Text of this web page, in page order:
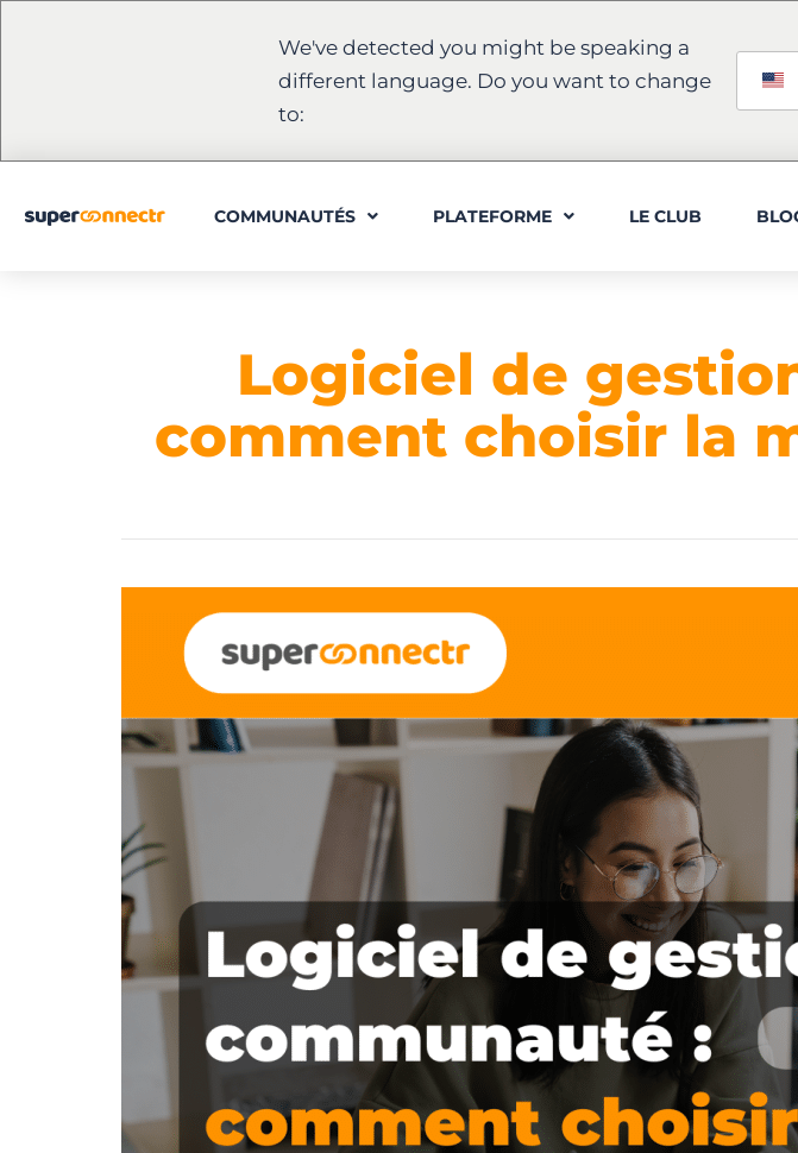
We've detected you might be speaking a
different language. Do you want to change
to:
COMMUNAUTÉS PLATEFORME LE CLUB
Logiciel de
comment choisir la